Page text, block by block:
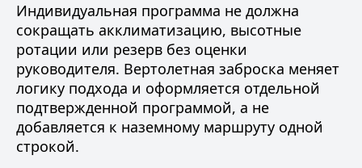
Индивидуальная программа не должна
сокращать акклиматизацию, высотные
ротации или резерв без оценки
руководителя. Вертолетная заброска меняет
логику подхода и оформляется отдельной
подтвержденной программой, а не
добавляется к наземному маршруту одной
строкой.